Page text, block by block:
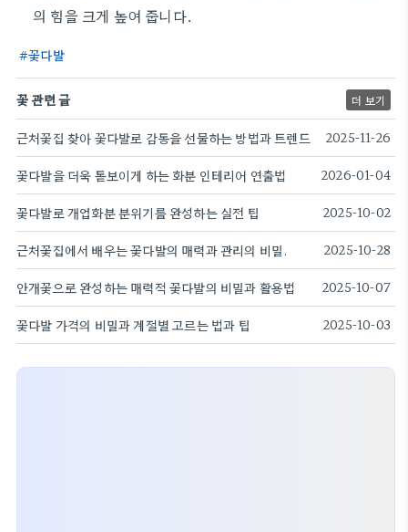
의 힘을 크게 높여 줍니다.
꽃다발
꽃 관련 글 더 보기
근처꽃집 찾아 꽃다발로 감동을 선물하는 방법과 트렌드 2025-11-26
꽃다발을 더욱 돋보이게 하는 화분 인테리어 연출법 2026-01-04
꽃다발로 개업화분 분위기를 완성하는 실전 팁 2025-10-02
근처꽃집에서 배우는 꽃다발의 매력과 관리의 비밀. 2025-10-28
안개꽃으로 완성하는 매력적 꽃다발의 비밀과 활용법 2025-10-07
꽃다발 가격의 비밀과 계절별 고르는 법과 팁 2025-10-03